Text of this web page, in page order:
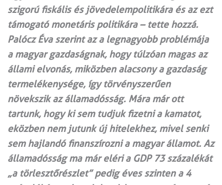
szigorú fiskális és jövedelempolitikára és az ezt
támogató monetáris politikára – tette hozzá.
Palócz Éva szerint az a legnagyobb problémája
a magyar gazdaságnak, hogy túlzóan magas az
állami elvonás, miközben alacsony a gazdaság
termelékenysége, így törvényszerűen
növekszik az államadósság. Mára már ott
tartunk, hogy ki sem tudjuk fizetni a kamatot,
eközben nem jutunk új hitelekhez, mivel senki
sem hajlandó finanszírozni a magyar államot. Az
államadósság ma már eléri a GDP 73 százalékát
„a törlesztőrészlet” pedig éves szinten a 4